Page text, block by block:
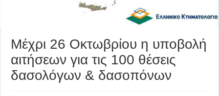
Μέχρι 26 Οκτωβρίου η υποβολή
αιτήσεων για τις 100 θέσεις
δασολόγων & δασοπόνων